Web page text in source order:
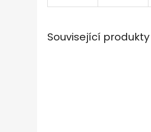
Související produkty